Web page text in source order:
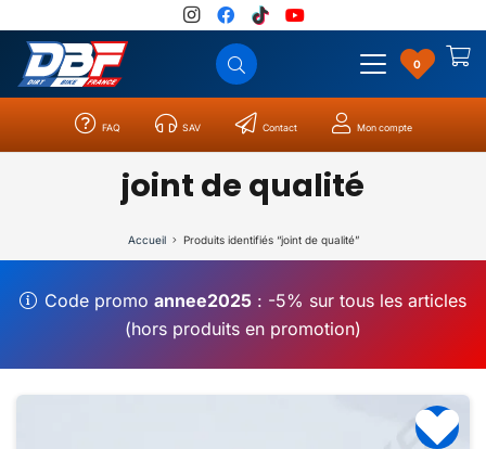
0
FAQ SAV Contact Mon compte
joint de qualité
Accueil Produits identifiés “joint de qualité”
Code promo annee2025: -5% sur tous les articles
(hors produits en promotion)
Catégories Résultats